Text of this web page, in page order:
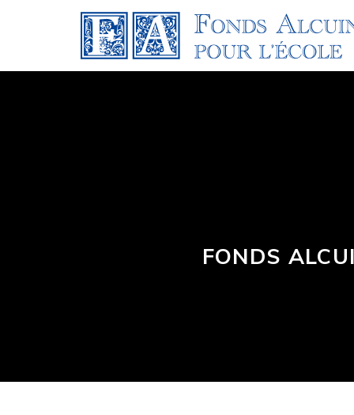
FONDS